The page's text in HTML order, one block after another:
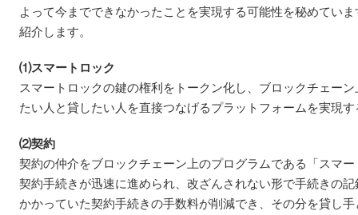
よって今までできなかったことを実現する可能性を秘めてい
紹介します。
⑴スマートロック
スマートロックの鍵の権利をトークン化し、ブロックチェー
たい人と貸したい人を直接つなげるプラットフォームを実現
⑵契約
契約の仲介をブロックチェーン上のプログラムである「スマ
契約手続きが迅速に進められ、改ざんされない形で手続きの
かかっていた契約手続きの手数料が削減でき、その分を貸し